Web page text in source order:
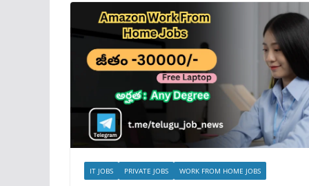
IT JOBS PRIVATE JOBS WORK FROM HOME JOBS